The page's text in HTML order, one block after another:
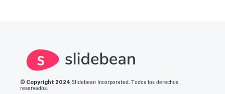
© Copyright 2 024 Slidebean Incorporated. Todos los derechos
reservados.